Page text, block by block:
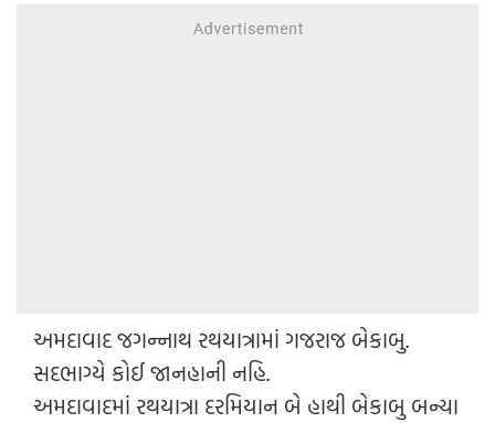
અમદાવાદ જગન્નાથ રથયાત્રામાં ગજરાજ બેકાબુ.
સદભાગ્યે કોઈ જાનહાની નહિ.
અમદાવાદમાં રથયાત્રા દરમિયાન બે હાથી બેકાબુ બન્યા